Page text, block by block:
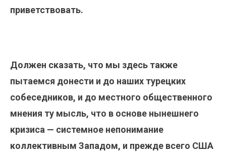
приветствовать.
Должен сказать, что мы здесь также
пытаемся донести и до наших турецких
собеседников, и до местного общественного
мнения ту мысль, что в основе нынешнего
кризиса — системное непонимание
коллективным Западом, и прежде всего США